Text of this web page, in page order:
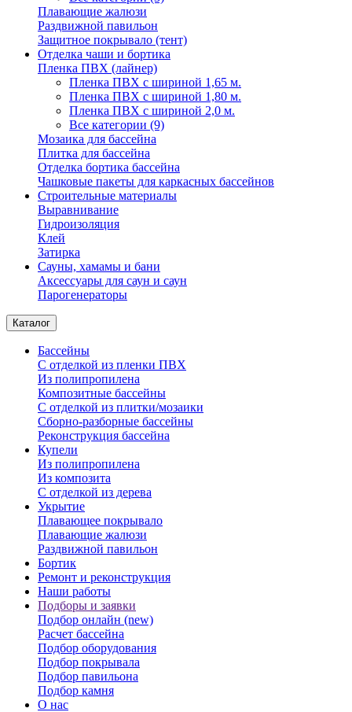
Плавающие жалюзи
Раздвижной павильон
Защитное покрывало (тент)
Отделка чаши и бортика
Пленка ПВХ (лайнер)
Пленка ПВХ с шириной 1,65 м.
Пленка ПВХ с шириной 1,80 м.
Пленка ПВХ с шириной 2,0 м.
Все категории (9)
Мозаика для бассейна
Плитка для бассейна
Отделка бортика бассейна
Чашковые пакеты для каркасных бассейнов
Строительные материалы
Выравнивание
Гидроизоляция
Клей
Затирка
Сауны, хамамы и бани
Аксессуары для саун и саун
Парогенераторы
Каталог
Бассейны
С отделкой из пленки ПВХ
Из полипропилена
Композитные бассейны
С отделкой из плитки/мозаики
Сборно-разборные бассейны
Реконструкция бассейна
Купели
Из полипропилена
Из композита
С отделкой из дерева
Укрытие
Плавающее покрывало
Плавающие жалюзи
Раздвижной павильон
Бортик
Ремонт и реконструкция
Наши работы
Подборы и заявки
Подбор онлайн (new)
Расчет бассейна
Подбор оборудования
Подбор покрывала
Подбор павильона
Подбор камня
О нас